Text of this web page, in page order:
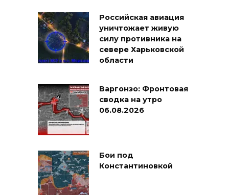
Российская авиация
уничтожает живую
силу противника на
севере Харьковской
области
Варгонзо: Фронтовая
сводка на утро
06.08.2026
Бои под
Константиновкой